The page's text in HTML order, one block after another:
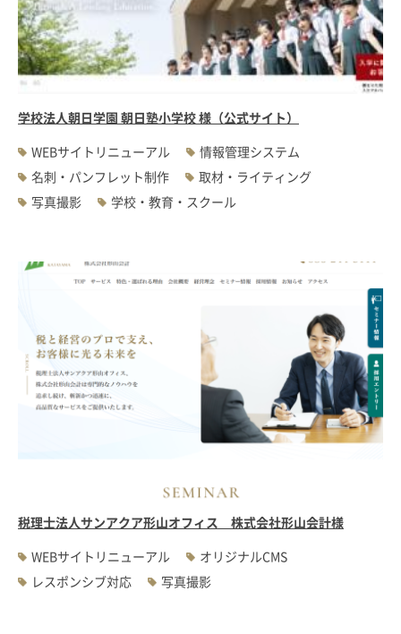
学校法人朝日学園 朝日塾小学校 様（公式サイト）
WEBサイトリニューアル
情報管理システム
名刺・パンフレット制作
取材・ライティング
写真撮影
学校・教育・スクール
税理士法人サンアクア形山オフィス 株式会社形山会計様
WEBサイトリニューアル
オリジナルCMS
レスポンシブ対応
写真撮影